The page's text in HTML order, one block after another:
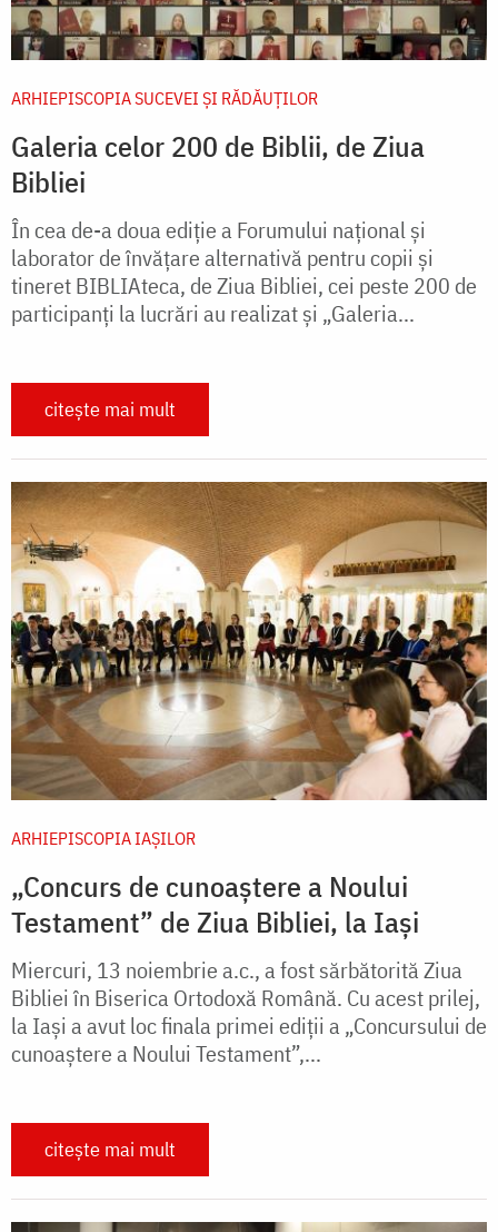
ARHIEPISCOPIA SUCEVEI ŞI RĂDĂUŢILOR
Galeria celor 200 de Biblii, de Ziua
Bibliei
În cea de-a doua ediție a Forumului național și
laborator de învățare alternativă pentru copii și
tineret BIBLIAteca, de Ziua Bibliei, cei peste 200 de
participanți la lucrări au realizat și „Galeria...
citește mai mult
ARHIEPISCOPIA IAŞILOR
„Concurs de cunoaștere a Noului
Testament” de Ziua Bibliei, la Iași
Miercuri, 13 noiembrie a.c., a fost sărbătorită Ziua
Bibliei în Biserica Ortodoxă Română. Cu acest prilej,
la Iași a avut loc finala primei ediții a „Concursului de
cunoaștere a Noului Testament”,...
citește mai mult